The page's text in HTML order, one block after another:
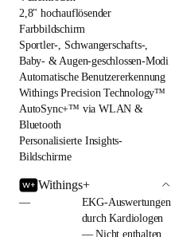
2,8" hochauflösender
Farbbildschirm
Sportler-, Schwangerschafts-,
Baby- & Augen-geschlossen-Modi
Automatische Benutzererkennung
Withings Precision Technology™
AutoSync+™ via WLAN &
Bluetooth
Personalisierte Insights-
Bildschirme
Withings+
—
EKG-Auswertungen
durch Kardiologen
— Nicht enthalten